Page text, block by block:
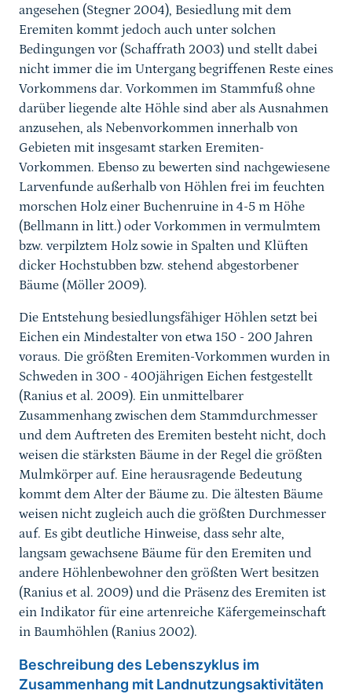
angesehen (Stegner 2004), Besiedlung mit dem
Eremiten kommt jedoch auch unter solchen
Bedingungen vor (Schaffrath 2003) und stellt dabei
nicht immer die im Untergang begriffenen Reste eines
Vorkommens dar. Vorkommen im Stammfuß ohne
darüber liegende alte Höhle sind aber als Ausnahmen
anzusehen, als Nebenvorkommen innerhalb von
Gebieten mit insgesamt starken Eremiten-
Vorkommen. Ebenso zu bewerten sind nachgewiesene
Larvenfunde außerhalb von Höhlen frei im feuchten
morschen Holz einer Buchenruine in 4-5 m Höhe
(Bellmann in litt.) oder Vorkommen in vermulmtem
bzw. verpilztem Holz sowie in Spalten und Klüften
dicker Hochstubben bzw. stehend abgestorbener
Bäume (Möller 2009).
Die Entstehung besiedlungsfähiger Höhlen setzt bei
Eichen ein Mindestalter von etwa 150 - 200 Jahren
voraus. Die größten Eremiten-Vorkommen wurden in
Schweden in 300 - 400jährigen Eichen festgestellt
(Ranius et al. 2009). Ein unmittelbarer
Zusammenhang zwischen dem Stammdurchmesser
und dem Auftreten des Eremiten besteht nicht, doch
weisen die stärksten Bäume in der Regel die größten
Mulmkörper auf. Eine herausragende Bedeutung
kommt dem Alter der Bäume zu. Die ältesten Bäume
weisen nicht zugleich auch die größten Durchmesser
auf. Es gibt deutliche Hinweise, dass sehr alte,
langsam gewachsene Bäume für den Eremiten und
andere Höhlenbewohner den größten Wert besitzen
(Ranius et al. 2009) und die Präsenz des Eremiten ist
ein Indikator für eine artenreiche Käfergemeinschaft
in Baumhöhlen (Ranius 2002).
Beschreibung des Lebenszyklus im
Zusammenhang mit Landnutzungsaktivitäten